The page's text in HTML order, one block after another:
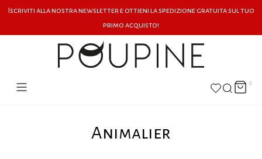
Iscriviti alla nostra newsletter e ottieni la spedizione gratuita sul tuo
primo acquisto!
0
Animalier